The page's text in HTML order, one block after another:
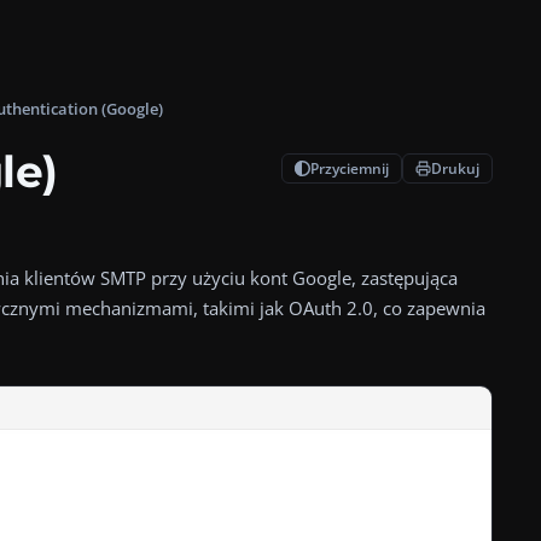
(Google)
Przyciemnij Drukuj
klientów SMTP przy użyciu kont Google, zastępująca
klientów SMTP przy użyciu kont Google, zastępująca
mechanizmami, takimi jak OAuth 2.0, co zapewnia